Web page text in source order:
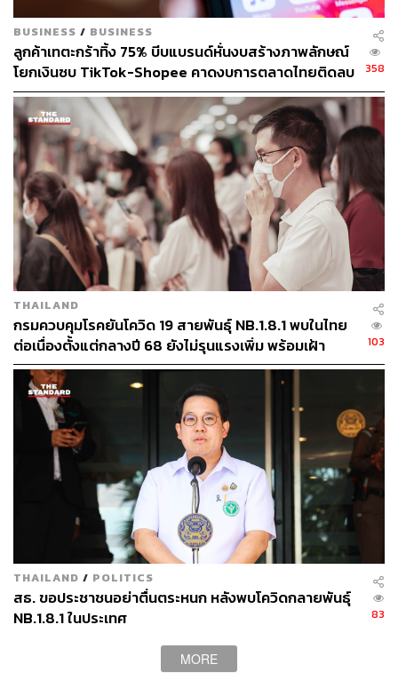
วัคซีนถือเป็นหนึ่งในกลไกสำคัญของการป้องกันและยับยั้ง
การแพร่ระบาดของเชื้อโรค ที่ผ่านมา การสร้างเสริม
ภูมิคุ้มกันโดยการให้วัคซีน (Vaccination) ถือเป็นแนวทาง
ด้านสาธารณสุขที่มีความปลอดภัยสูง มีต้นทุนต่ำ และ
สามารถเข้าถึงประชากรในโลกที่มีความแตกต่างทางเชื้อ
ชาติ ความเชื่อ อายุ เพศสภาพ ฐานะ และระบบการเมืองได้
อย่างมีประสิทธิภาพ จนถึงปัจจุบัน วัคซีนถูกนำมาใช้เพื่อการ
จัดการกับเชื้อโรคมากมายทั้งในคนและในสิ่งมีชีวิตอื่นๆ
ความสำเร็จของวัคซีนนั้นทำให้โรคอย่างฝีดาษหรือไข้ทรพิษ
กลายเป็นเพียงอดีต และโรคคุดทะราด โปลิโอ มาลาเรีย
กำลังถูกขจัดให้หมดไปในเวลาอันใกล้นี้
ในแง่นี้ วัคซีนจึงมีส่วนในการสร้างภูมิคุ้มกันโรคเพื่อปกป้อง
ชีวิตของผู้คน และเป็นหนึ่งในเครื่องมือสำคัญสำหรับการ
ดำรงอยู่ของมนุษยชาติ
แม้ว่าวัคซีนจะเป็นผลผลิตเชิงเทคนิคของวิทยาศาสตร์ชีวภาพ
และการแพทย์ แต่กระนั้นวัคซีนก็ไม่เคยเกิดขึ้นและดำรงอยู่
อย่างแยกขาดจากการให้คุณค่าทางสังคมการเมือง
ในแง่
บวนการที่สำคัญในการได้มาซึ่งวัคซีนที่มีประสิทธิภาพ
ปลอดภัย และสามารถขนส่งแจกจ่ายได้ง่าย แต่นั่นก็เพียงส่วน
BUSINESS / BUSINESS
ลูกค้าเทตะกร้าทิ้ง 75% บีบแบรนด์หั่นงบสร้างภาพลักษณ์
โยกเงินซบ TikTok-Shopee คาดงบการตลาดไทยติดลบ
ครั้งแรกในรอบ 14 ปี
358
THAILAND
กรมควบคุมโรคยันโควิด 19 สายพันธุ์ NB.1.8.1 พบในไทย
ต่อเนื่องตั้งแต่กลางปี 68 ยังไม่รุนแรงเพิ่ม พร้อมเฝ้า
ระวัง-ติดตามใกล้ชิด
103
THAILAND / POLITICS
สธ. ขอประชาชนอย่าตื่นตระหนก หลังพบโควิดกลายพันธุ์
NB.1.8.1 ในประเทศ
83
MORE